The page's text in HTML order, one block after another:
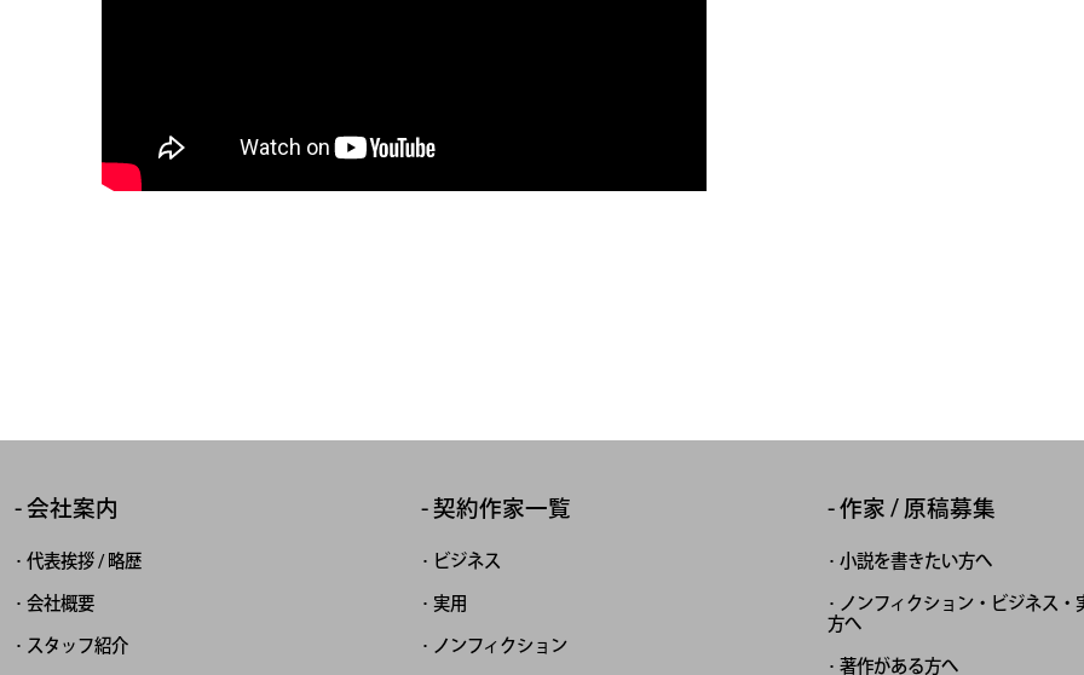
会社案内
代表挨拶 / 略歴
会社概要
スタッフ紹介
契約作家一覧
ビジネス
実用
ノンフィクション
作家 / 原稿募集
小説を書きたい方へ
ノンフィクション・ビジネス・
方へ
著作がある方へ